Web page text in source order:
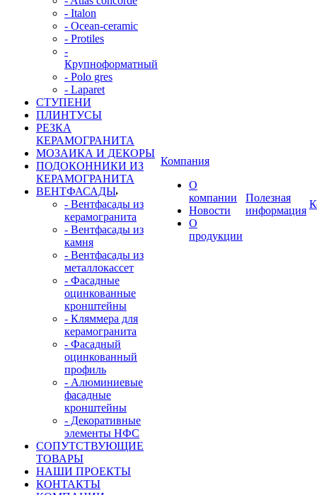
- Italon
- Ocean-ceramic
- Protiles
-
Крупноформатный
- Polo gres
- Laparet
СТУПЕНИ
ПЛИНТУСЫ
РЕЗКА
КЕРАМОГРАНИТА
МОЗАИКА И ДЕКОРЫ
ПОДОКОННИКИ ИЗ
КЕРАМОГРАНИТА
ВЕНТФАСАДЫ
- Вентфасады из
керамогранита
- Вентфасады из
камня
- Вентфасады из
металлокассет
- Фасадные
оцинкованные
кронштейны
- Кляммера для
керамогранита
- Фасадный
оцинкованный
профиль
- Алюминиевые
фасадные
кронштейны
- Декоративные
элементы НФС
СОПУТСТВУЮЩИЕ
ТОВАРЫ
НАШИ ПРОЕКТЫ
КОНТАКТЫ
Компания
О
компании
Новости
О
продукции
Полезная
информация